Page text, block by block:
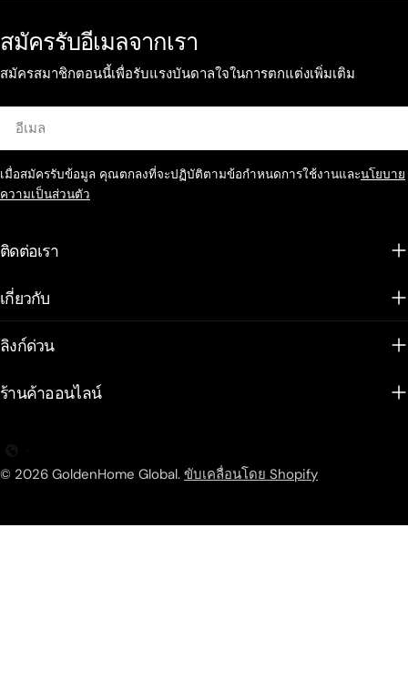
สมัครรับอีเมลจากเรา
สมัครสมาชิกตอนนี้เพื่อรับแรงบันดาลใจในการตกแต่งเพิ่มเติม
เมื่อสมัครรับข้อมูล คุณตกลงที่จะปฏิบัติตามข้อกำหนดการใช้งานและนโยบาย
ความเป็นส่วนตัว
ติดต่อเรา
เกี่ยวกับ
ลิงก์ด่วน
ร้านค้าออนไลน์
© 2026 GoldenHome Global. ขับเคลื่อนโดย Shopify